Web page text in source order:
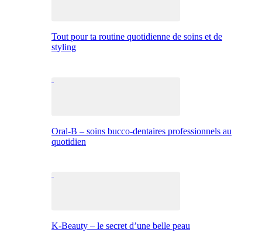
Tout pour ta routine quotidienne de soins et de
styling
Oral-B – soins bucco-dentaires professionnels au
quotidien
K-Beauty – le secret d’une belle peau